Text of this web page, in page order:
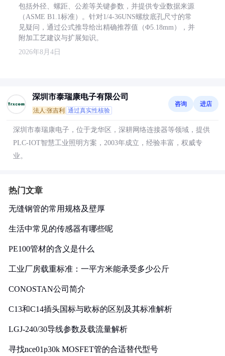
包括外径、螺距、公差等关键参数，并提供专业数据来源
（ASME B1.1标准）。针对1/4-36UNS螺纹底孔尺寸的常
见疑问，通过公式推导给出精确推荐值（Φ5.18mm），并
附加工艺建议与扩展知识。
2026年8月4日
深圳市泰瑞康电子有限公司
法人:张吉利 通过真实性核验
咨询 进店
深圳市泰瑞康电子，位于龙华区，深耕网络连接器等领域，提供
PLC-IOT智慧工业照明方案，2003年成立，经验丰富，权威专
业。
热门文章
无缝钢管的常用规格及壁厚
生活中常见的传感器有哪些呢
PE100管材的含义是什么
工业厂房载重标准：一平方米能承受多少公斤
CONOSTAN公司简介
C13和C14插头国标与欧标的区别及其标准解析
LGJ-240/30导线参数及载流量解析
寻找nce01p30k MOSFET管的合适替代型号